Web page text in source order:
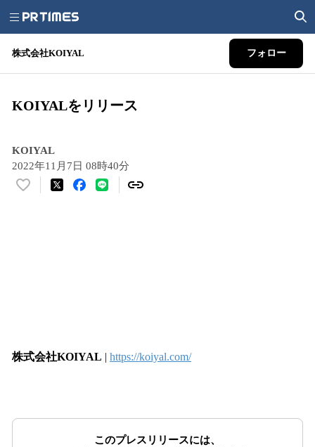
株式会社KOIYAL フォロー
KOIYALをリリース
KOIYAL
2022年11月7日 08時40分
い
で
株式会社KOIYAL | https://koiyal.com/
このプレスリリースには、